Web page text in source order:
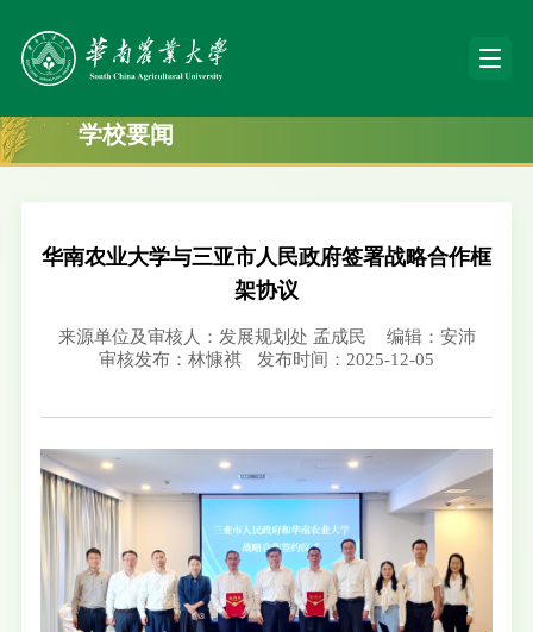
学校要闻
华南农业大学与三亚市人民政府签署战略合作框
架协议
来源单位及审核人：发展规划处 孟成民
编辑：安沛
审核发布：林慷祺
发布时间：2025-12-05